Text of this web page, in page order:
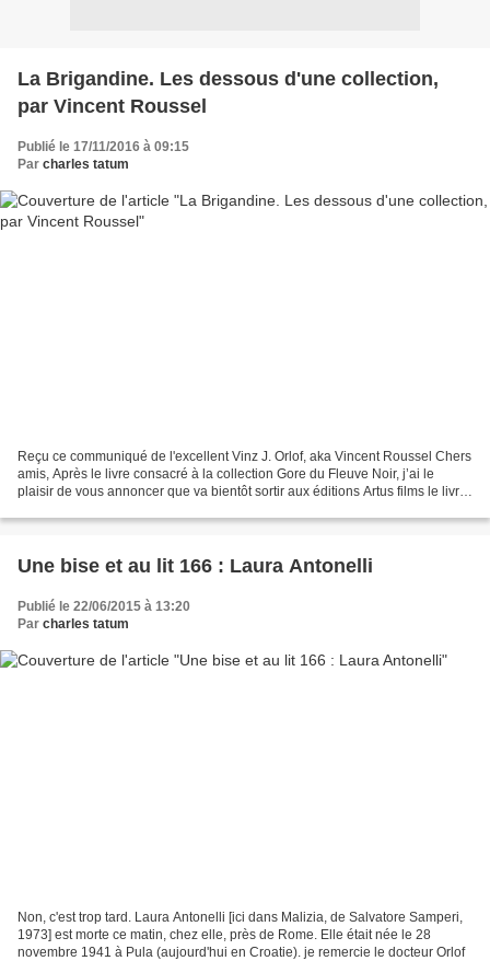
La Brigandine. Les dessous d'une collection,
par Vincent Roussel
Publié le 17/11/2016 à 09:15
Par charles tatum
Reçu ce communiqué de l'excellent Vinz J. Orlof, aka Vincent Roussel Chers
amis, Après le livre consacré à la collection Gore du Fleuve Noir, j’ai le
plaisir de vous annoncer que va bientôt sortir aux éditions Artus films le livre
Une bise et au lit 166 : Laura Antonelli
Publié le 22/06/2015 à 13:20
Par charles tatum
Non, c'est trop tard. Laura Antonelli [ici dans Malizia, de Salvatore Samperi,
1973] est morte ce matin, chez elle, près de Rome. Elle était née le 28
novembre 1941 à Pula (aujourd'hui en Croatie). je remercie le docteur Orlof